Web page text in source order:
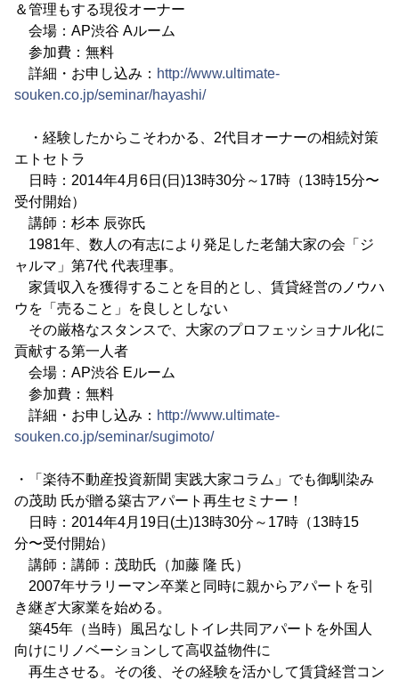
＆管理もする現役オーナー
会場：AP渋谷 Aルーム
参加費：無料
詳細・お申し込み： http://www.ultimate-
souken.co.jp/seminar/hayashi/
・経験したからこそわかる、2代目オーナーの相続対策
エトセトラ
日時：2014年4月6日(日)13時30分～17時（13時15分〜
受付開始）
講師：杉本 辰弥氏
1981年、数人の有志により発足した老舗大家の会「ジ
ャルマ」第7代 代表理事。
家賃収入を獲得することを目的とし、賃貸経営のノウハ
ウを「売ること」を良しとしない
その厳格なスタンスで、大家のプロフェッショナル化に
貢献する第一人者
会場：AP渋谷 Eルーム
参加費：無料
詳細・お申し込み： http://www.ultimate-
souken.co.jp/seminar/sugimoto/
・「楽待不動産投資新聞 実践大家コラム」でも御馴染み
の茂助 氏が贈る築古アパート再生セミナー！
日時：2014年4月19日(土)13時30分～17時（13時15
分〜受付開始）
講師：講師：茂助氏（加藤 隆 氏）
2007年サラリーマン卒業と同時に親からアパートを引
き継ぎ大家業を始める。
築45年（当時）風呂なしトイレ共同アパートを外国人
向けにリノベーションして高収益物件に
再生させる。その後、その経験を活かして賃貸経営コン